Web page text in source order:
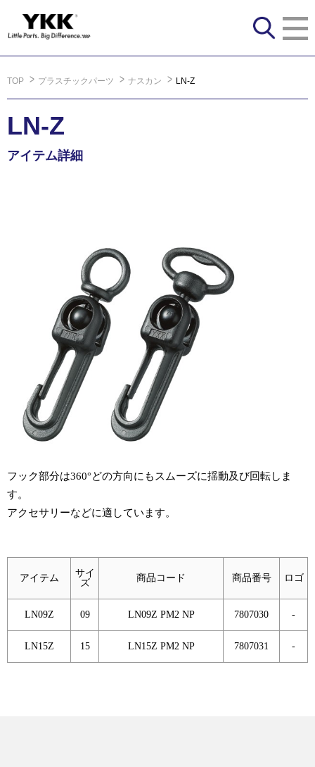
TOP プラスチックパーツ ナスカン LN-Z
LN-Z
アイテム詳細
フック部分は360°どの方向にもスムーズに揺動及び回転しま
す。
アクセサリーなどに適しています。
アイテム
サイ
ズ
商品コード 商品番号 ロゴ
LN09Z 09 LN09Z PM2 NP 7807030 -
LN15Z 15 LN15Z PM2 NP 7807031 -